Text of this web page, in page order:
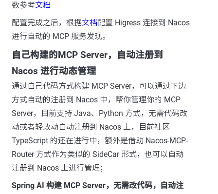
数参考文档
配置完成之后，根据文档配置 Higress 连接到 Nacos
进行自动的 MCP 服务发现。
自己构建的MCP Server，自动注册到
Nacos 进行动态管理
通过自己代码方式构建 MCP Server，可以通过下边
方式自动的注册到 Nacos 中，帮你管理你的 MCP
Server，目前支持 Java、Python 方式，无需代码改
动或者轻改动自动注册到 Nacos 上，目前社区
TypeScript 的还在进行中，额外是借助 Nacos-MCP-
Router 方式作为类似的 SideCar 形式，也可以自动
注册到 Nacos 上进行管理；
Spring AI 构建 MCP Server，无需改代码，自动注